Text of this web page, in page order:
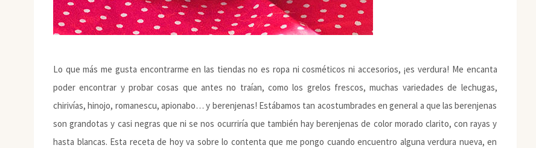
Lo que más me gusta encontrarme en las tiendas no es ropa ni cosméticos ni accesorios, ¡es verdura! Me encanta
poder encontrar y probar cosas que antes no traían, como los grelos frescos, muchas variedades de lechugas,
chirivías, hinojo, romanescu, apionabo… y berenjenas! Estábamos tan acostumbrades en general a que las berenjenas
son grandotas y casi negras que ni se nos ocurriría que también hay berenjenas de color morado clarito, con rayas y
hasta blancas. Esta receta de hoy va sobre lo contenta que me pongo cuando encuentro alguna verdura nueva, en